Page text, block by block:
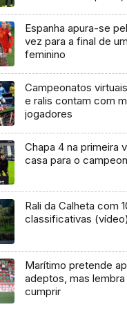
Espanha apura-se
vez para a final de
feminino
Campeonatos
e ralis contam com
jogadores
Chapa 4 na primeira
casa para o
Rali da Calheta com
classificativas (vídeo)
Marítimo pretende
adeptos, mas lembra
cumprir